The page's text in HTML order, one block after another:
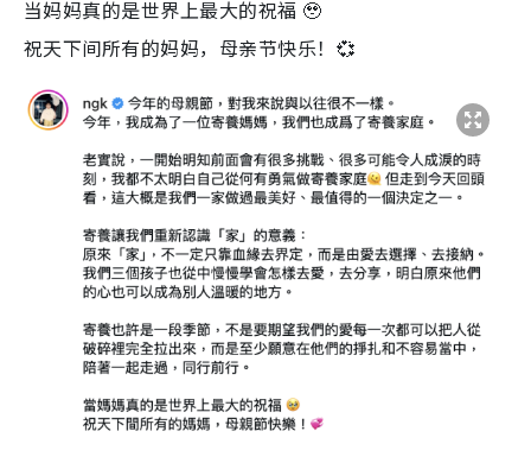
当妈妈真的是世界上最大的祝福 🥹
祝天下间所有的妈妈，母亲节快乐！💞